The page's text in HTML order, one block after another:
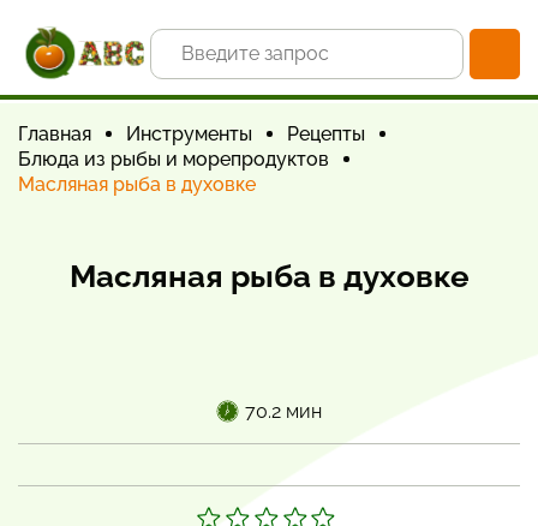
Главная Инструменты
Рецепты
Блюда из рыбы и морепродуктов
Масляная рыба в духовке
Масляная рыба в духовке
70.2 мин